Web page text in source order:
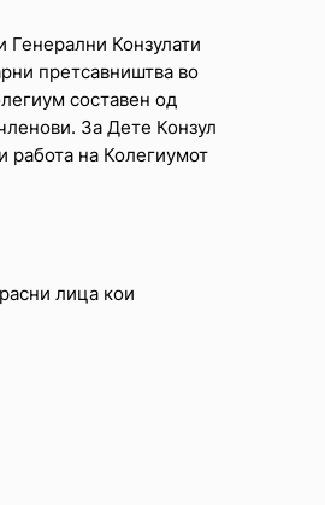
Конзулати
претсавништва во
составен од
За Дете Конзул
работа на Колегиумот
лица кои